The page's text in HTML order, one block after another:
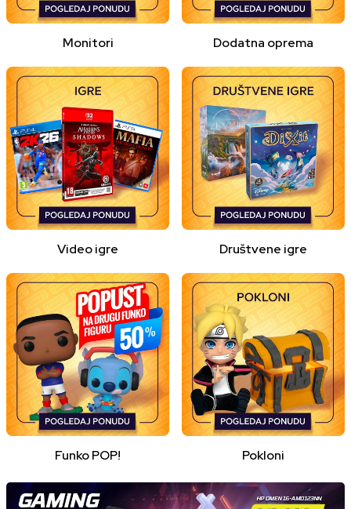
Monitori Dodatna oprema
Video igre Društvene igre
Funko POP! Pokloni